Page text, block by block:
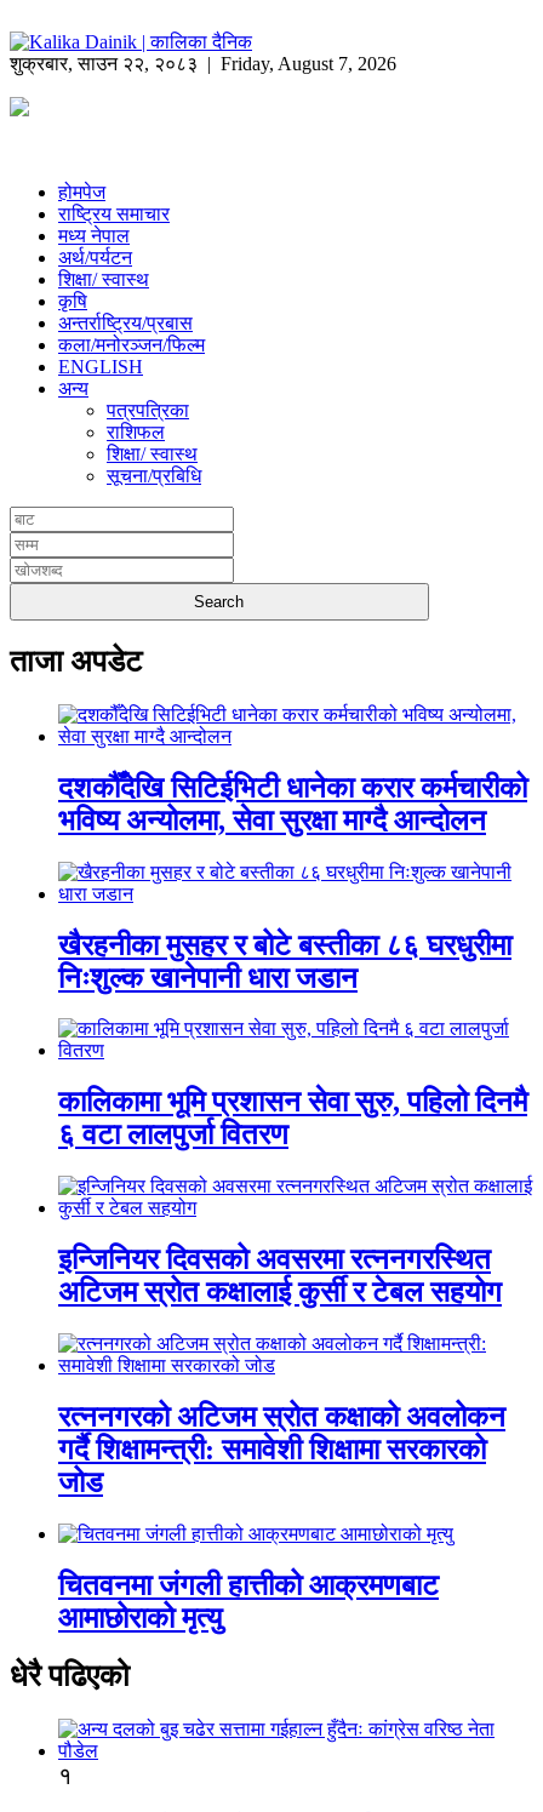
शुक्रबार,साउन २२, २०८३ | Friday, August 7, 2026
होमपेज
राष्ट्रिय समाचार
मध्य नेपाल
अर्थ/पर्यटन
शिक्षा/ स्वास्थ
कृषि
अन्तर्राष्ट्रिय/प्रबास
कला/मनोरञ्जन/फिल्म
ENGLISH
अन्य
पत्रपत्रिका
राशिफल
शिक्षा/ स्वास्थ
सूचना/प्रबिधि
ताजा अपडेट
दशकौँदेखि सिटिईभिटी धानेका करार कर्मचारीको
भविष्य अन्योलमा, सेवा सुरक्षा माग्दै आन्दोलन
खैरहनीका मुसहर र बोटे बस्तीका ८६ घरधुरीमा
निःशुल्क खानेपानी धारा जडान
कालिकामा भूमि प्रशासन सेवा सुरु, पहिलो दिनमै
६ वटा लालपुर्जा वितरण
इन्जिनियर दिवसको अवसरमा रत्ननगरस्थित
अटिजम स्रोत कक्षालाई कुर्सी र टेबल सहयोग
रत्ननगरको अटिजम स्रोत कक्षाको अवलोकन
गर्दै शिक्षामन्त्री: समावेशी शिक्षामा सरकारको
जोड
चितवनमा जंगली हात्तीको आक्रमणबाट
आमाछोराको मृत्यु
धेरै पढिएको
१